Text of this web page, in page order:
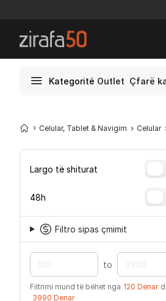
Kategoritë Outlet Çfarë
Celular, Tablet & Navigim Celular
Largo të shiturat
48h
Filtro sipas çmimit
to
Filtrimi mund të bëhet nga 120 Denar
3990 Denar